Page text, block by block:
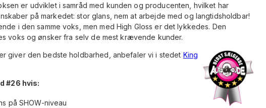
er udviklet i samråd med kunden og producenten, hvilket har
på markedet: stor glans, nem at arbejde med og langtidsholdbar!
i den samme voks, men med High Gloss er det lykkedes. Den
voks og ønsker fra selv de mest krævende kunder.
giver den bedste holdbarhed, anbefaler vi i stedet King
#26 hvis:
på SHOW-niveau